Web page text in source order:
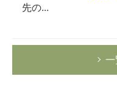
先の...